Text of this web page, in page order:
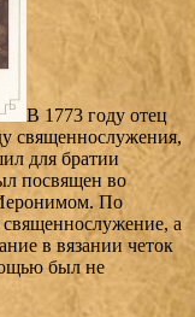
В 1773 году отец
священнослужения,
для братии
посвящен во
По
священнослужение, а
в вязании четок
был не